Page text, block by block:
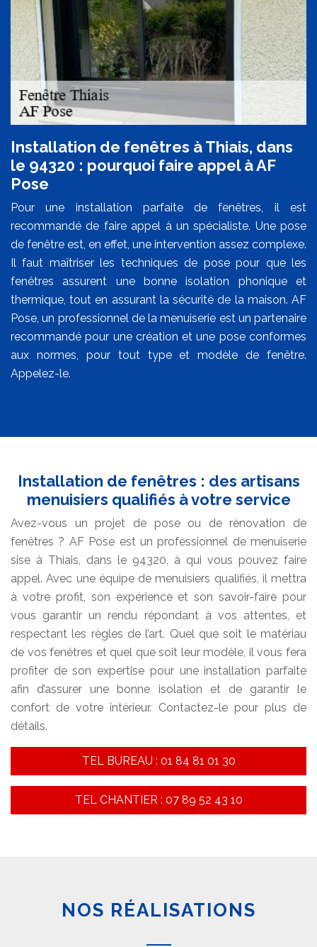
Installation de fenêtres à Thiais, dans
le 94320 : pourquoi faire appel à AF
Pose
Pour une installation parfaite de fenêtres, il est
recommandé de faire appel à un spécialiste. Une pose
de fenêtre est, en effet, une intervention assez complexe.
Il faut maîtriser les techniques de pose pour que les
fenêtres assurent une bonne isolation phonique et
thermique, tout en assurant la sécurité de la maison. AF
Pose, un professionnel de la menuiserie est un partenaire
recommandé pour une création et une pose conformes
aux normes, pour tout type et modèle de fenêtre.
Appelez-le.
Installation de fenêtres : des artisans
menuisiers qualifiés à votre service
Avez-vous un projet de pose ou de rénovation de
fenêtres ? AF Pose est un professionnel de menuiserie
sise à Thiais, dans le 94320, à qui vous pouvez faire
appel. Avec une équipe de menuisiers qualifiés, il mettra
à votre profit, son expérience et son savoir-faire pour
vous garantir un rendu répondant à vos attentes, et
respectant les règles de l’art. Quel que soit le matériau
de vos fenêtres et quel que soit leur modèle, il vous fera
profiter de son expertise pour une installation parfaite
afin d’assurer une bonne isolation et de garantir le
confort de votre intérieur. Contactez-le pour plus de
détails.
TEL BUREAU : 01 84 81 01 30
TEL CHANTIER : 07 89 52 43 10
NOS RÉALISATIONS